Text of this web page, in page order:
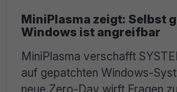
MiniPlasma zeigt: Selbst
Windows ist angreifbar
MiniPlasma verschafft
auf gepatchten Windows-